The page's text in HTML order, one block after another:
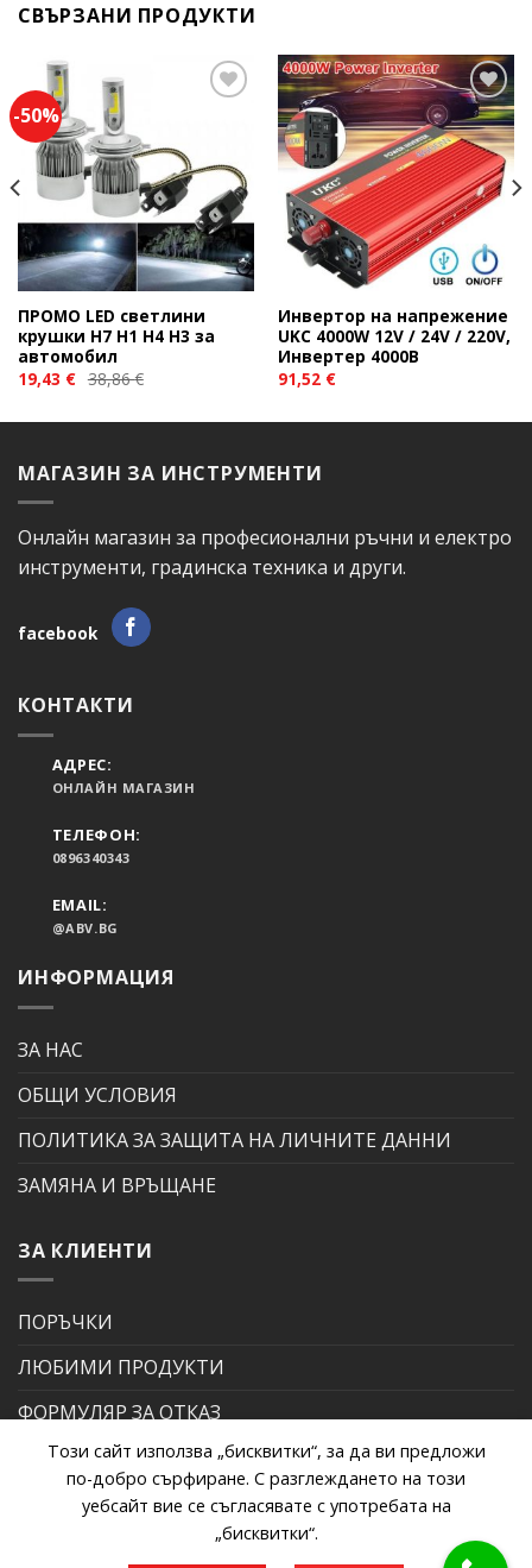
СВЪРЗАНИ ПРОДУКТИ
-50%
wishlist
ПРОМО LED светлини
крушки H7 H1 H4 Н3 за
автомобил
19,43 € 38,86€
Add to
wishlist
Инвертор на напрежение
UKC 4000W 12V / 24V / 220V,
Инвертер 4000В
91,52 €
МАГАЗИН ЗА ИНСТРУМЕНТИ
Онлайн магазин за професионални ръчни и електро
инструменти, градинска техника и други.
facebook
КОНТАКТИ
АДРЕС:
ОНЛАЙН МАГАЗИН
ТЕЛЕФОН:
0896340343
EMAIL:
@ABV.BG
ИНФОРМАЦИЯ
ЗА НАС
ОБЩИ УСЛОВИЯ
ПОЛИТИКА ЗА ЗАЩИТА НА ЛИЧНИТЕ ДАННИ
ЗАМЯНА И ВРЪЩАНЕ
ЗА КЛИЕНТИ
ПОРЪЧКИ
ЛЮБИМИ ПРОДУКТИ
ФОРМУЛЯР ЗА ОТКАЗ
ФОРМУЛЯР ЗА РЕКЛАМАЦИЯ
Този сайт използва „бисквитки“, за да ви предложи
по-добро сърфиране. С разглеждането на този
уебсайт вие се съгласявате с употребата на
„бисквитки“.